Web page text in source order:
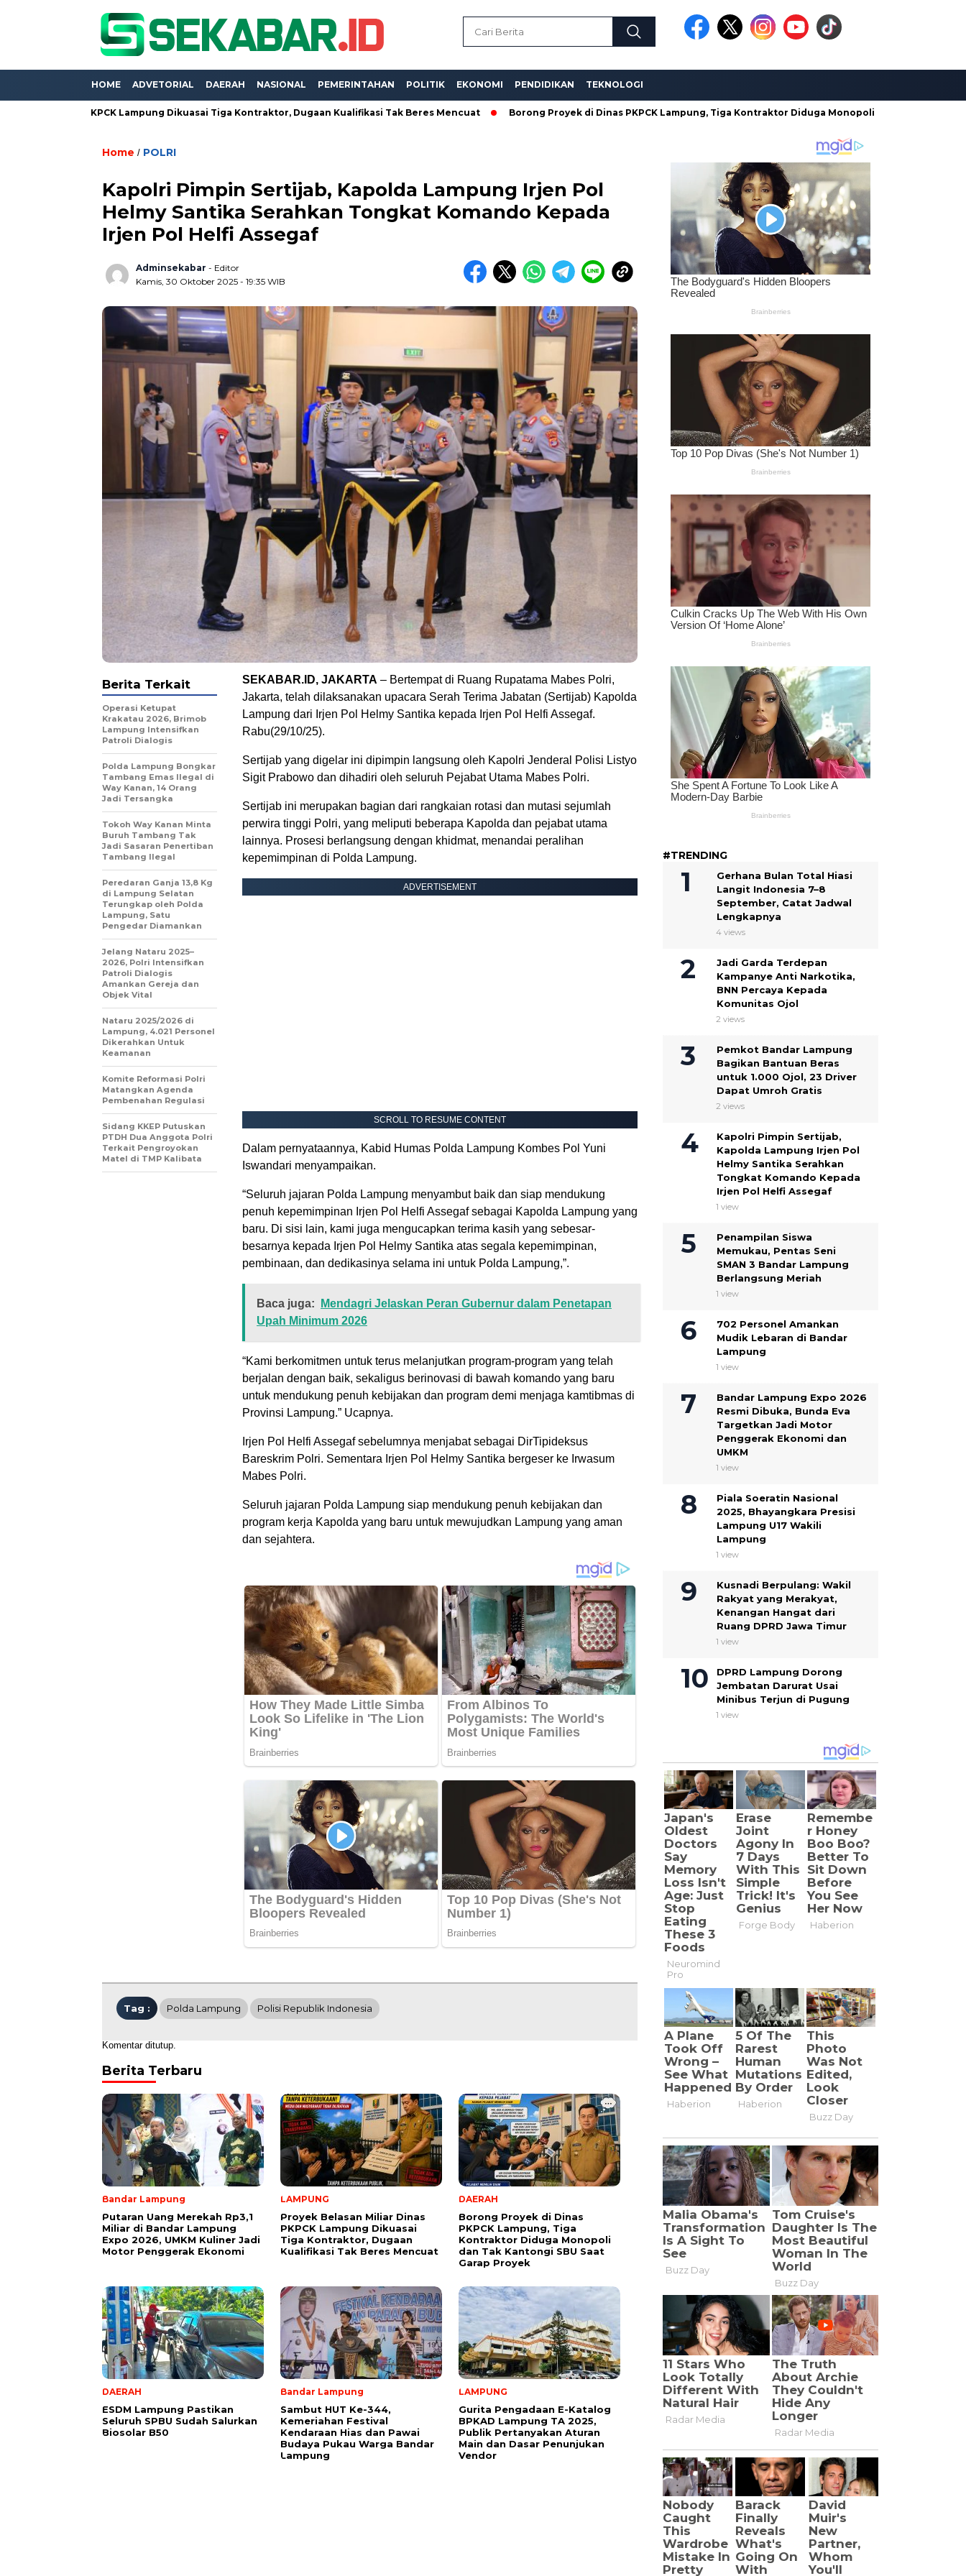
HOME ADVETORIAL DAERAH NASIONAL PEMERINTAHAN POLITIK EKONOMI PENDIDIKAN TEKNOLOGI
PKPCK Lampung Dikuasai Tiga Kontraktor, Dugaan Kualifikasi Tak Beres Mencuat Borong Proyek di Dinas PKPCK Lampung, Tiga Kontraktor Diduga Monopoli dan Tak Kantongi SBU Saat
Home / POLRI
Kapolri Pimpin Sertijab, Kapolda Lampung Irjen Pol
Helmy Santika Serahkan Tongkat Komando Kepada
Irjen Pol Helfi Assegaf
Adminsekabar - Editor
Kamis, 30 Oktober 2025 - 19:35 WIB
SEKABAR.ID, JAKARTA – Bertempat di Ruang Rupatama Mabes Polri,
Jakarta, telah dilaksanakan upacara Serah Terima Jabatan (Sertijab) Kapolda
Lampung dari Irjen Pol Helmy Santika kepada Irjen Pol Helfi Assegaf.
Rabu(29/10/25).
Sertijab yang digelar ini dipimpin langsung oleh Kapolri Jenderal Polisi Listyo
Sigit Prabowo dan dihadiri oleh seluruh Pejabat Utama Mabes Polri.
Sertijab ini merupakan bagian dari rangkaian rotasi dan mutasi sejumlah
perwira tinggi Polri, yang meliputi beberapa Kapolda dan pejabat utama
lainnya. Prosesi berlangsung dengan khidmat, menandai peralihan
kepemimpinan di Polda Lampung.
ADVERTISEMENT
SCROLL TO RESUME CONTENT
Dalam pernyataannya, Kabid Humas Polda Lampung Kombes Pol Yuni
Iswandari menyampaikan.
“Seluruh jajaran Polda Lampung menyambut baik dan siap mendukung
penuh kepemimpinan Irjen Pol Helfi Assegaf sebagai Kapolda Lampung yang
baru. Di sisi lain, kami juga mengucapkan terima kasih yang sebesar-
besarnya kepada Irjen Pol Helmy Santika atas segala kepemimpinan,
pembinaan, dan dedikasinya selama ini untuk Polda Lampung,”.
Baca juga:
Mendagri Jelaskan Peran Gubernur dalam Penetapan
Upah Minimum 2026
“Kami berkomitmen untuk terus melanjutkan program-program yang telah
berjalan dengan baik, sekaligus berinovasi di bawah komando yang baru
untuk mendukung penuh kebijakan dan program demi menjaga kamtibmas di
Provinsi Lampung.” Ucapnya.
Irjen Pol Helfi Assegaf sebelumnya menjabat sebagai DirTipideksus
Bareskrim Polri. Sementara Irjen Pol Helmy Santika bergeser ke Irwasum
Mabes Polri.
Seluruh jajaran Polda Lampung siap mendukung penuh kebijakan dan
program kerja Kapolda yang baru untuk mewujudkan Lampung yang aman
dan sejahtera.
Berita Terkait
Operasi Ketupat
Krakatau 2026, Brimob
Lampung Intensifkan
Patroli Dialogis
Polda Lampung Bongkar
Tambang Emas Ilegal di
Way Kanan, 14 Orang
Jadi Tersangka
Tokoh Way Kanan Minta
Buruh Tambang Tak
Jadi Sasaran Penertiban
Tambang Ilegal
Peredaran Ganja 13,8 Kg
di Lampung Selatan
Terungkap oleh Polda
Lampung, Satu
Pengedar Diamankan
Jelang Nataru 2025–
2026, Polri Intensifkan
Patroli Dialogis
Amankan Gereja dan
Objek Vital
Nataru 2025/2026 di
Lampung, 4.021 Personel
Dikerahkan Untuk
Keamanan
Komite Reformasi Polri
Matangkan Agenda
Pembenahan Regulasi
Sidang KKEP Putuskan
PTDH Dua Anggota Polri
Terkait Pengroyokan
Matel di TMP Kalibata
Tag : Polda Lampung Polisi Republik Indonesia
Komentar ditutup.
Berita Terbaru
Bandar Lampung
Putaran Uang Merekah Rp3,1
Miliar di Bandar Lampung
Expo 2026, UMKM Kuliner Jadi
Motor Penggerak Ekonomi
LAMPUNG
Proyek Belasan Miliar Dinas
PKPCK Lampung Dikuasai
Tiga Kontraktor, Dugaan
Kualifikasi Tak Beres Mencuat
DAERAH
Borong Proyek di Dinas
PKPCK Lampung, Tiga
Kontraktor Diduga Monopoli
dan Tak Kantongi SBU Saat
Garap Proyek
DAERAH
ESDM Lampung Pastikan
Seluruh SPBU Sudah Salurkan
Biosolar B50
Bandar Lampung
Sambut HUT Ke-344,
Kemeriahan Festival
Kendaraan Hias dan Pawai
Budaya Pukau Warga Bandar
Lampung
LAMPUNG
Gurita Pengadaan E-Katalog
BPKAD Lampung TA 2025,
Publik Pertanyakan Aturan
Main dan Dasar Penunjukan
Vendor
#TRENDING
Gerhana Bulan Total Hiasi
Langit Indonesia 7–8
September, Catat Jadwal
Lengkapnya
4 views
Jadi Garda Terdepan
Kampanye Anti Narkotika,
BNN Percaya Kepada
Komunitas Ojol
2 views
Pemkot Bandar Lampung
Bagikan Bantuan Beras
untuk 1.000 Ojol, 23 Driver
Dapat Umroh Gratis
2 views
Kapolri Pimpin Sertijab,
Kapolda Lampung Irjen Pol
Helmy Santika Serahkan
Tongkat Komando Kepada
Irjen Pol Helfi Assegaf
1 view
Penampilan Siswa
Memukau, Pentas Seni
SMAN 3 Bandar Lampung
Berlangsung Meriah
1 view
702 Personel Amankan
Mudik Lebaran di Bandar
Lampung
1 view
Bandar Lampung Expo 2026
Resmi Dibuka, Bunda Eva
Targetkan Jadi Motor
Penggerak Ekonomi dan
UMKM
1 view
Piala Soeratin Nasional
2025, Bhayangkara Presisi
Lampung U17 Wakili
Lampung
1 view
Kusnadi Berpulang: Wakil
Rakyat yang Merakyat,
Kenangan Hangat dari
Ruang DPRD Jawa Timur
1 view
DPRD Lampung Dorong
Jembatan Darurat Usai
Minibus Terjun di Pugung
1 view